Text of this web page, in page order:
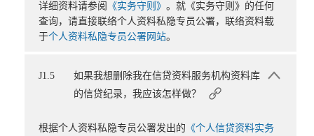
详细资料请参阅 《实务守则》 。就《实务守则》的任何
查询，请直接联络个人资料私隐专员公署，联络资料载
于个人资料私隐专员公署网站。
J1.5
如果我想删除我在信贷资料服务机构资料库
的信贷纪录，我应该怎样做？
根据个人资料私隐专员公署发出的 《个人信贷资料实务